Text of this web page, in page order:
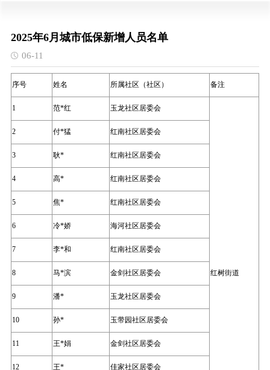
2025年6月城市低保新增人员名单
06-11
序号 姓名 所属社区（社区） 备注
1 范*红 玉龙社区居委会
红树街道
2 付*猛 红南社区居委会
3 耿* 红南社区居委会
4 高* 红南社区居委会
5 焦* 红南社区居委会
6 冷*娇 海河社区居委会
7 李*和 红南社区居委会
8 马*滨 金剑社区居委会
9 潘* 玉龙社区居委会
10 孙* 玉带园社区居委会
11 王*娟 金剑社区居委会
12 王* 佳家社区居委会